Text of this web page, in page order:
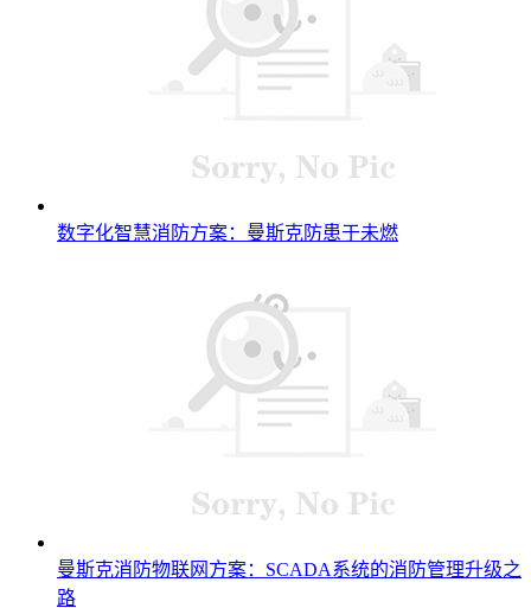
数字化智慧消防方案：曼斯克防患于未燃
曼斯克消防物联网方案：SCADA系统的消防管理升级之
路